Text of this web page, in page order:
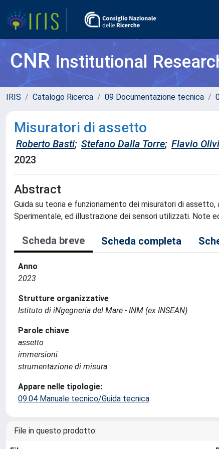
CNRInstitutional
IRIS Catalogo Ricerca 09 Documentazione tecnica
Misuratori di assetto
Roberto Basti; Stefano Dalla Torre; Flavio
2023
Abstract
Guida su teoria e funzionamento dei misuratori di
Sperimentale, ed illustrazione dei sensori utilizzati. Note
Scheda breve Scheda completa
Anno
2023
Strutture organizzative
Istituto di iNgegneria del Mare - INM (ex INSEAN)
Parole chiave
assetto
immersioni
strumentazione di misura
Appare nelle tipologie:
09.04 Manuale tecnico/Guida tecnica
File in questo prodotto: